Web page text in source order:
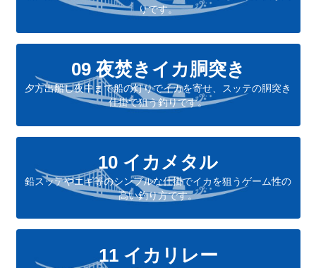
りです。
09 夜焚きイカ胴突き
夕方出船し夜中まで船の灯りでイカを寄せ、スッテの胴突き
仕掛で狙う釣りです。
10 イカメタル
鉛スッテやエギ等のシンプルな仕掛でイカを狙うゲーム性の
高い釣り方です。
11 イカリレー